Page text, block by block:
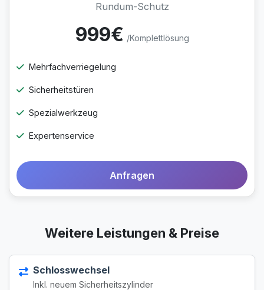
Rundum-Schutz
999€ /Komplettlösung
Mehrfachverriegelung
Sicherheitstüren
Spezialwerkzeug
Expertenservice
Anfragen
Weitere Leistungen & Preise
Schlosswechsel
Inkl. neuem Sicherheitszylinder